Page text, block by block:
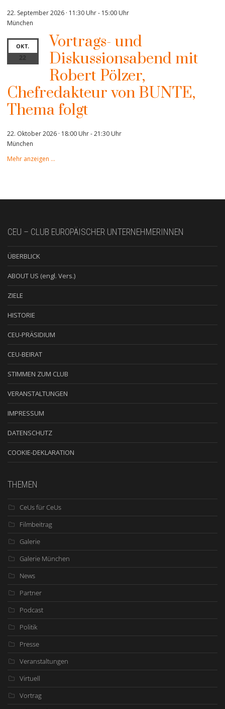
22. September 2026 · 11:30 Uhr- 15:00 Uhr
München
OKT.
22
Vortrags- und
Diskussionsabend mit
Robert Pölzer,
Chefredakteur von BUNTE,
Thema folgt
22. Oktober 2026 · 18:00 Uhr-21:30 Uhr
München
Mehr anzeigen …
CEU – CLUB EUROPÄISCHER UNTERNEHMERINNEN
ÜBERBLICK
ABOUT US (engl. Vers.)
ZIELE
HISTORIE
CEU-PRÄSIDIUM
CEU-BEIRAT
STIMMEN ZUM CLUB
VERANSTALTUNGEN
IMPRESSUM
DATENSCHUTZ
COOKIE-DEKLARATION
THEMEN
CeUs für CeUs
Filmbeitrag
Galerie
Galerie München
News
Partner
Podcast
Politik
Presse
Veranstaltungen
Virtuell
Vortrag